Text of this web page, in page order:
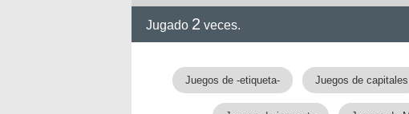
Jugado 2 veces.
Juegos de -etiqueta- Juegos de capitales